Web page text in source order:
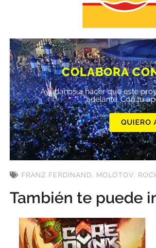
COLABORA
Ayúdanos a hacer que este
adelante. Con tu
QUIERO
FRANZ FERDINAND, MOLOTOV,
También te puede